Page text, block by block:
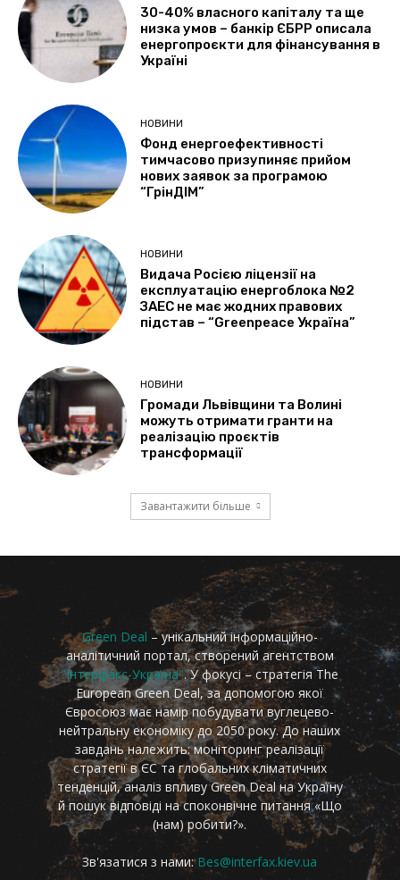
30-40% власного капіталу та ще
низка умов – банкір ЄБРР описала
енергопроєкти для фінансування в
Україні
НОВИНИ
Фонд енергоефективності
тимчасово призупиняє прийом
нових заявок за програмою
“ГрінДІМ”
НОВИНИ
Видача Росією ліцензії на
експлуатацію енергоблока №2
ЗАЕС не має жодних правових
підстав – “Greenpeace Україна”
НОВИНИ
Громади Львівщини та Волині
можуть отримати гранти на
реалізацію проєктів
трансформації
Завантажити більше
Green Deal – унікальний інформаційно-
аналітичний портал, створений агентством
"Інтерфакс-Україна". У фокусі – стратегія The
European Green Deal, за допомогою якої
Євросоюз має намір побудувати вуглецево-
нейтральну економіку до 2050 року. До наших
завдань належить: моніторинг реалізації
стратегії в ЄС та глобальних кліматичних
тенденцій, аналіз впливу Green Deal на Україну
й пошук відповіді на споконвічне питання «Що
(нам) робити?».
Зв'язатися з нами:Bes@interfax.kiev.ua